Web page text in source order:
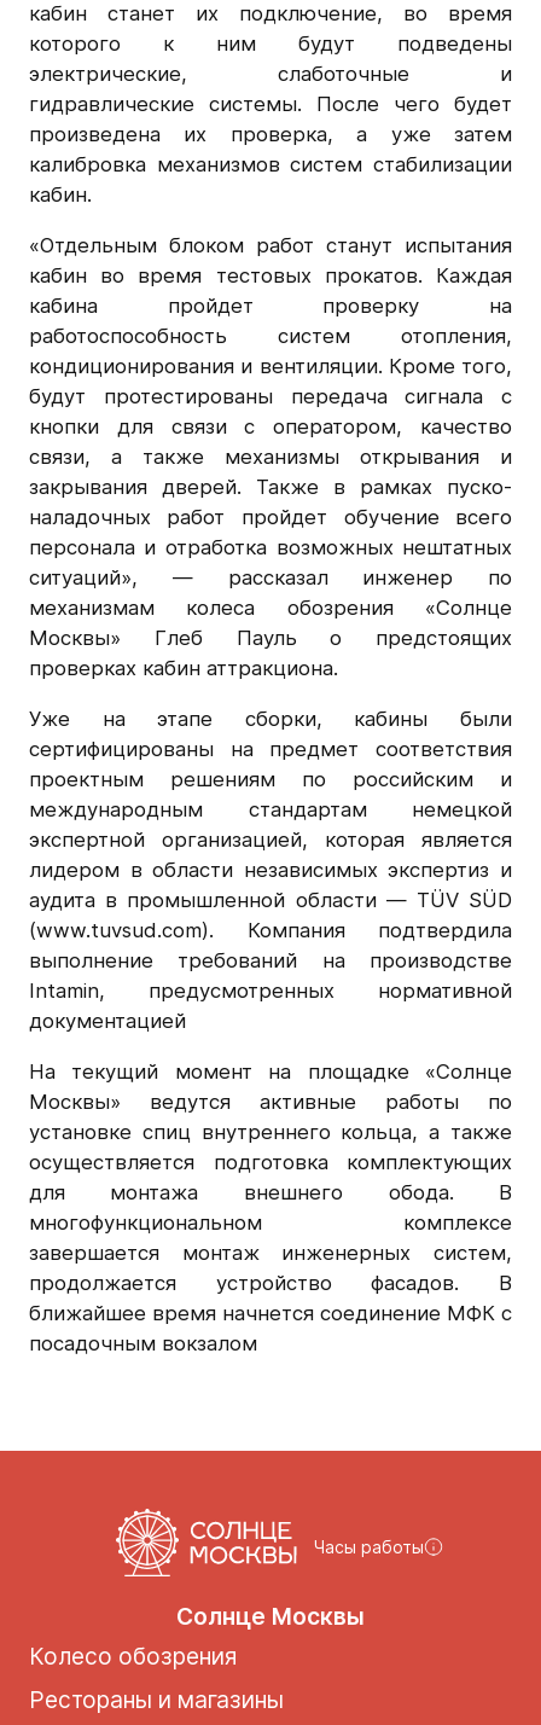
кабин станет их подключение, во время
которого к ним будут подведены
электрические, слаботочные и
гидравлические системы. После чего будет
произведена их проверка, а уже затем
калибровка механизмов систем стабилизации
кабин.
«Отдельным блоком работ станут испытания
кабин во время тестовых прокатов. Каждая
кабина пройдет проверку на
работоспособность систем отопления,
кондиционирования и вентиляции. Кроме того,
будут протестированы передача сигнала с
кнопки для связи с оператором, качество
связи, а также механизмы открывания и
закрывания дверей. Также в рамках пуско-
наладочных работ пройдет обучение всего
персонала и отработка возможных нештатных
ситуаций», — рассказал инженер по
механизмам колеса обозрения «Солнце
Москвы» Глеб Пауль о предстоящих
проверках кабин аттракциона.
Уже на этапе сборки, кабины были
сертифицированы на предмет соответствия
проектным решениям по российским и
международным стандартам немецкой
экспертной организацией, которая является
лидером в области независимых экспертиз и
аудита в промышленной области — TÜV SÜD
(www.tuvsud.com). Компания подтвердила
выполнение требований на производстве
Intamin, предусмотренных нормативной
документацией
На текущий момент на площадке «Солнце
Москвы» ведутся активные работы по
установке спиц внутреннего кольца, а также
осуществляется подготовка комплектующих
для монтажа внешнего обода. В
многофункциональном комплексе
завершается монтаж инженерных систем,
продолжается устройство фасадов. В
ближайшее время начнется соединение МФК с
посадочным вокзалом
Часы работы
Солнце Москвы
Колесо обозрения
Рестораны и магазины